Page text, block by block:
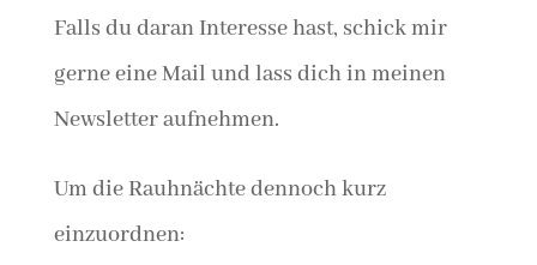
Falls du daran Interesse hast, schick mir
gerne eine Mail und lass dich in meinen
Newsletter aufnehmen.
Um die Rauhnächte dennoch kurz
einzuordnen: